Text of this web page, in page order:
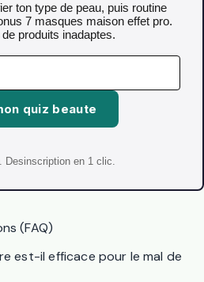
ton type de peau, puis routine
7 masques maison effet pro.
produits inadaptes.
quiz beaute
Desinscription en 1 clic.
(FAQ)
est-il efficace pour le mal de